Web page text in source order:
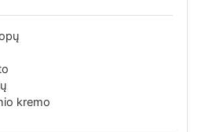
kremo